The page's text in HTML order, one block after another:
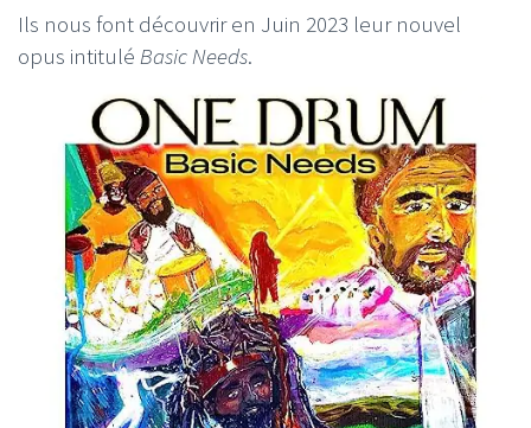
Ils nous font découvrir en Juin 2023 leur nouvel
opus intitulé Basic Needs.